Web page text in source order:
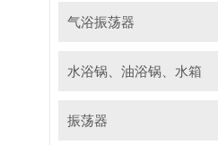
气浴振荡器
水浴锅、油浴锅、水箱
振荡器